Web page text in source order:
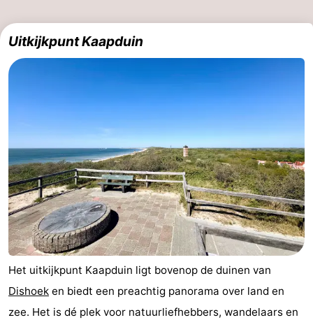
van
Veere
-
Natuur
de
Mantelingen
Domburg
-
Westkapelle
-
Natuur
bos
-
Vlissingen
-
Uitkijkpunt Kaapduin
Het uitkijkpunt Kaapduin ligt bovenop de duinen van
Dishoek en biedt een preachtig panorama over land en
zee. Het is dé plek voor natuurliefhebbers, wandelaars en